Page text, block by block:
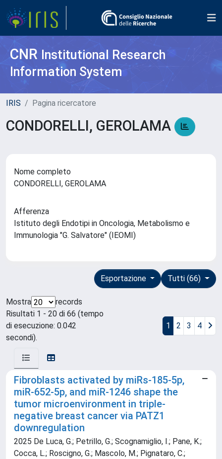
CNR Institutional Research
Information System
IRIS Pagina ricercatore
CONDORELLI, GEROLAMA
Nome completo
CONDORELLI, GEROLAMA
Afferenza
Istituto degli Endotipi in Oncologia, Metabolismo e
Immunologia "G. Salvatore" (IEOMI)
Tutti (66)
Esportazione
Mostra
records
Risultati 1 - 20 di 66 (tempo
di esecuzione: 0.042
secondi).
1 2 3 4
Fibroblasts activated by miRs-185-5p,
miR-652-5p, and miR-1246 shape the
tumor microenvironment in triple-
negative breast cancer via PATZ1
downregulation
2025 De Luca, G.; Petrillo, G.; Scognamiglio, I.; Pane, K.;
Cocca, L.; Roscigno, G.; Mascolo, M.; Pignataro, C.;